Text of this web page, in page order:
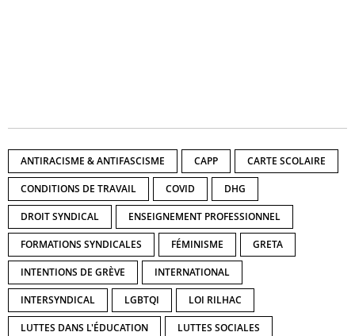
ANTIRACISME & ANTIFASCISME CAPP CARTE SCOLAIRE
CONDITIONS DE TRAVAIL COVID DHG
DROIT SYNDICAL ENSEIGNEMENT PROFESSIONNEL
FORMATIONS SYNDICALES FÉMINISME GRETA
INTENTIONS DE GRÈVE INTERNATIONAL
INTERSYNDICAL LGBTQI LOI RILHAC
LUTTES DANS L'ÉDUCATION LUTTES SOCIALES